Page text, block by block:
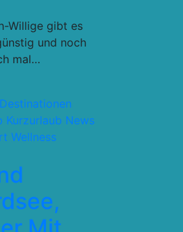
Willige gibt es
und noch
mal…
Destinationen
Kurzurlaub News
Wellness